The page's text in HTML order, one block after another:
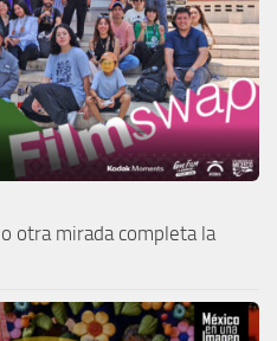
otra mirada completa la